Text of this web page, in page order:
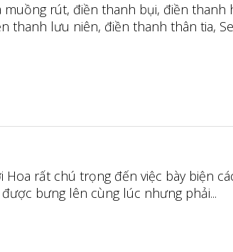
muồng rút, điền thanh bụi, điền thanh
thanh lưu niên, điền thanh thân tia,
Hoa rất chú trọng đến việc bày biện
bưng lên cùng lúc nhưng phải...